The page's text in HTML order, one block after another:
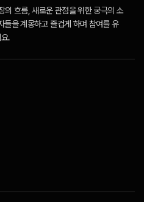
의 흐름, 새로운 관점을 위한 궁극의 소
들을 계몽하고 즐겁게 하며 참여를 유
.